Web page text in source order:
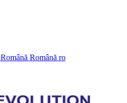
Română Română ro